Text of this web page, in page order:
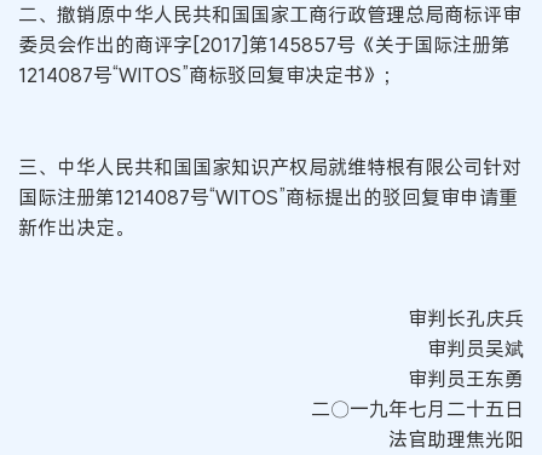
二、撤销原中华人民共和国国家工商行政管理总局商标评审
委员会作出的商评字[2017]第145857号《关于国际注册第
1214087号“WITOS”商标驳回复审决定书》；
三、中华人民共和国国家知识产权局就维特根有限公司针对
国际注册第1214087号“WITOS”商标提出的驳回复审申请重
新作出决定。
审判长孔庆兵
审判员吴斌
审判员王东勇
二〇一九年七月二十五日
法官助理焦光阳